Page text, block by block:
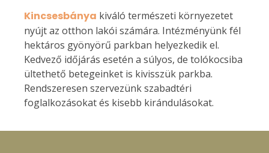
Kincsesbánya kiváló természeti környezetet
nyújt az otthon lakói számára. Intézményünk fél
hektáros gyönyörű parkban helyezkedik el.
Kedvező időjárás esetén a súlyos, de tolókocsiba
ültethető betegeinket is kivisszük parkba.
Rendszeresen szervezünk szabadtéri
foglalkozásokat és kisebb kirándulásokat.